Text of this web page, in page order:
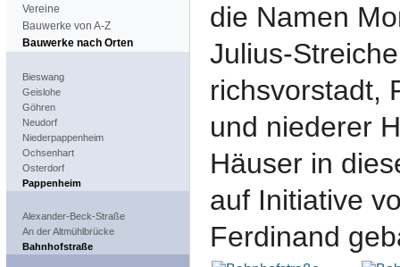
Vereine
Bauwerke von A-Z
Bauwerke nach Orten
Bieswang
Geislohe
Göhren
Neudorf
Niederpappenheim
Ochsenhart
Osterdorf
Pappenheim
Alexander-Beck-Straße
An der Altmühlbrücke
Bahnhofstraße
die Namen
Julius-
richsvorstadt,
und niederer
Häuser in
auf Initiative
Ferdinand